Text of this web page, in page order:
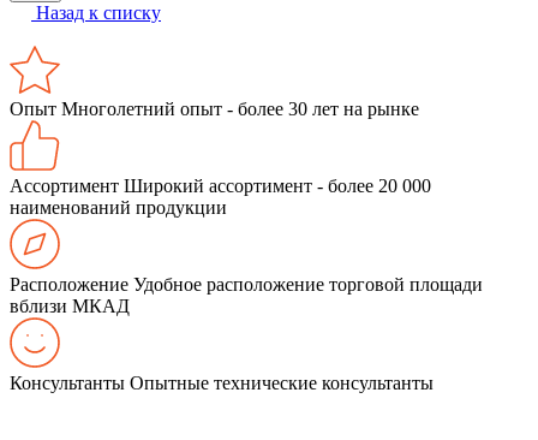
Назад к списку
Опыт Многолетний опыт - более 30 лет на рынке
Ассортимент Широкий ассортимент - более 20 000
наименований продукции
Расположение Удобное расположение торговой площади
вблизи МКАД
Консультанты Опытные технические консультанты